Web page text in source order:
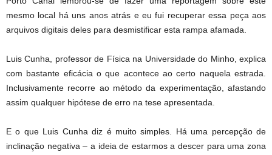
mesmo local há uns anos atrás e eu fui recuperar essa peça aos
arquivos digitais deles para desmistificar esta rampa afamada.
Luis Cunha, professor de Física na Universidade do Minho, explica
com bastante eficácia o que acontece ao certo naquela estrada.
Inclusivamente recorre ao método da experimentação, afastando
assim qualquer hipótese de erro na tese apresentada.
E o que Luis Cunha diz é muito simples. Há uma percepção de
inclinação negativa – a ideia de estarmos a descer para uma zona